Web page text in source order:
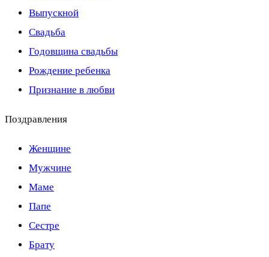
Выпускной
Свадьба
Годовщина свадьбы
Рождение ребенка
Признание в любви
Поздравления
Женщине
Мужчине
Маме
Папе
Сестре
Брату